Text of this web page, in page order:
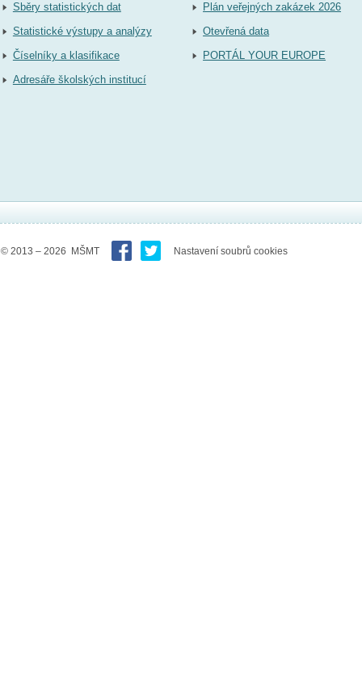
Sběry statistických dat
Statistické výstupy a analýzy
Číselníky a klasifikace
Adresáře školských institucí
Plán veřejných zakázek 2026
Otevřená data
PORTÁL YOUR EUROPE
© 2013 – 2026 MŠMT Nastavení soubrů cookies